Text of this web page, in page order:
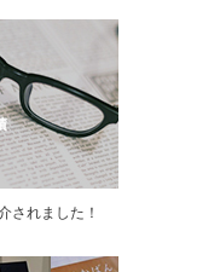
されました！